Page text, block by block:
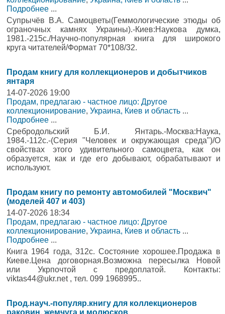
Подробнее ...
Супрычёв В.А. Самоцветы(Геммологические этюды об
ограночных камнях Украины).-Киев:Наукова думка,
1981.-215с./Научно-популярная книга для широкого
круга читателей/Формат 70*108/32.
Продам книгу для коллекционеров и добытчиков
янтаря
14-07-2026 19:00
Продам, предлагаю - частное лицо: Другое
коллекционирование, Украина, Киев и область ...
Подробнее ...
Сребродольский Б.И. Янтарь.-Москва:Наука,
1984.-112с.-(Серия "Человек и окружающая среда")/О
свойствах этого удивительного самоцвета, как он
образуется, как и где его добывают, обрабатывают и
используют.
Продам книгу по ремонту автомобилей "Москвич"
(моделей 407 и 403)
14-07-2026 18:34
Продам, предлагаю - частное лицо: Другое
коллекционирование, Украина, Киев и область ...
Подробнее ...
Книга 1964 года, 312с. Состояние хорошее.Продажа в
Киеве.Цена договорная.Возможна пересылка Новой
или Укрпочтой с предоплатой. Контакты:
viktas44@ukr.net , тел. 099 1968995..
Прод.науч.-популяр.книгу для коллекционеров
раковин, жемчуга и молюсков